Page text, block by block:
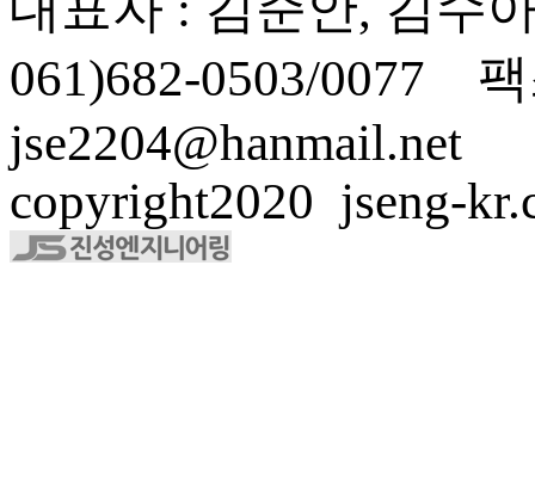
061)682-0503/0077
jse2204@hanmail.net
copyright2020 jseng-